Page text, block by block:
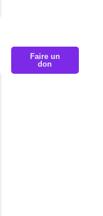
Faire un
don